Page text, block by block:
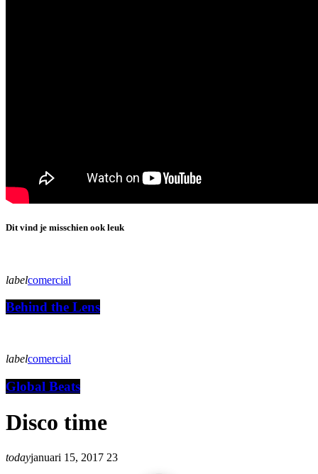
Dit vind je misschien ook leuk
labelcomercial
Behind the Lens
labelcomercial
Global Beats
Disco time
todayjanuari 15, 2017 23